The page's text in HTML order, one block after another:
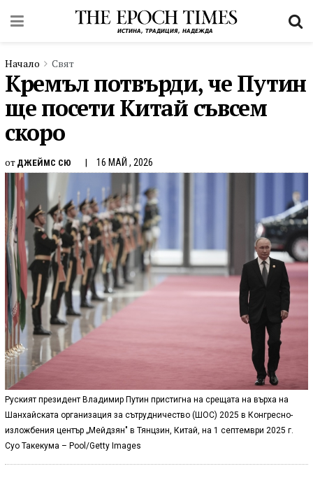
Начало Свят
Кремъл потвърди, че Путин
ще посети Китай съвсем
скоро
от ДЖЕЙМС СЮ 16 МАЙ , 2026
Руският президент Владимир Путин пристигна на срещата на върха на
Шанхайската организация за сътрудничество (ШОС) 2025 в Конгресно-
изложбения център „Мейдзян" в Тянцзин, Китай, на 1 септември 2025 г.
Суо Такекума – Pool/Getty Images